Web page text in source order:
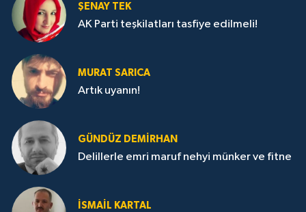
ŞENAY TEK
AK Parti teşkilatları tasfiye edilmeli!
MURAT SARICA
Artık uyanın!
GÜNDÜZ DEMIRHAN
Delillerle emri maruf nehyi münker ve fitne
İSMAIL KARTAL